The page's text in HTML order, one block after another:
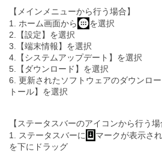
【メインメニューから行う場合】
1. ホーム画面から
を選択
2.【設定】を選択
3.【端末情報】を選択
4.【システムアップデート】を選択
5.【ダウンロード】を選択
6. 更新されたソフトウェアのダウンロ
トール】を選択
【ステータスバーのアイコンから行う場
1. ステータスバーに
マークが表示さ
を下にドラッグ